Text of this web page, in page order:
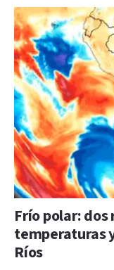
Frío polar:
temperaturas
Ríos